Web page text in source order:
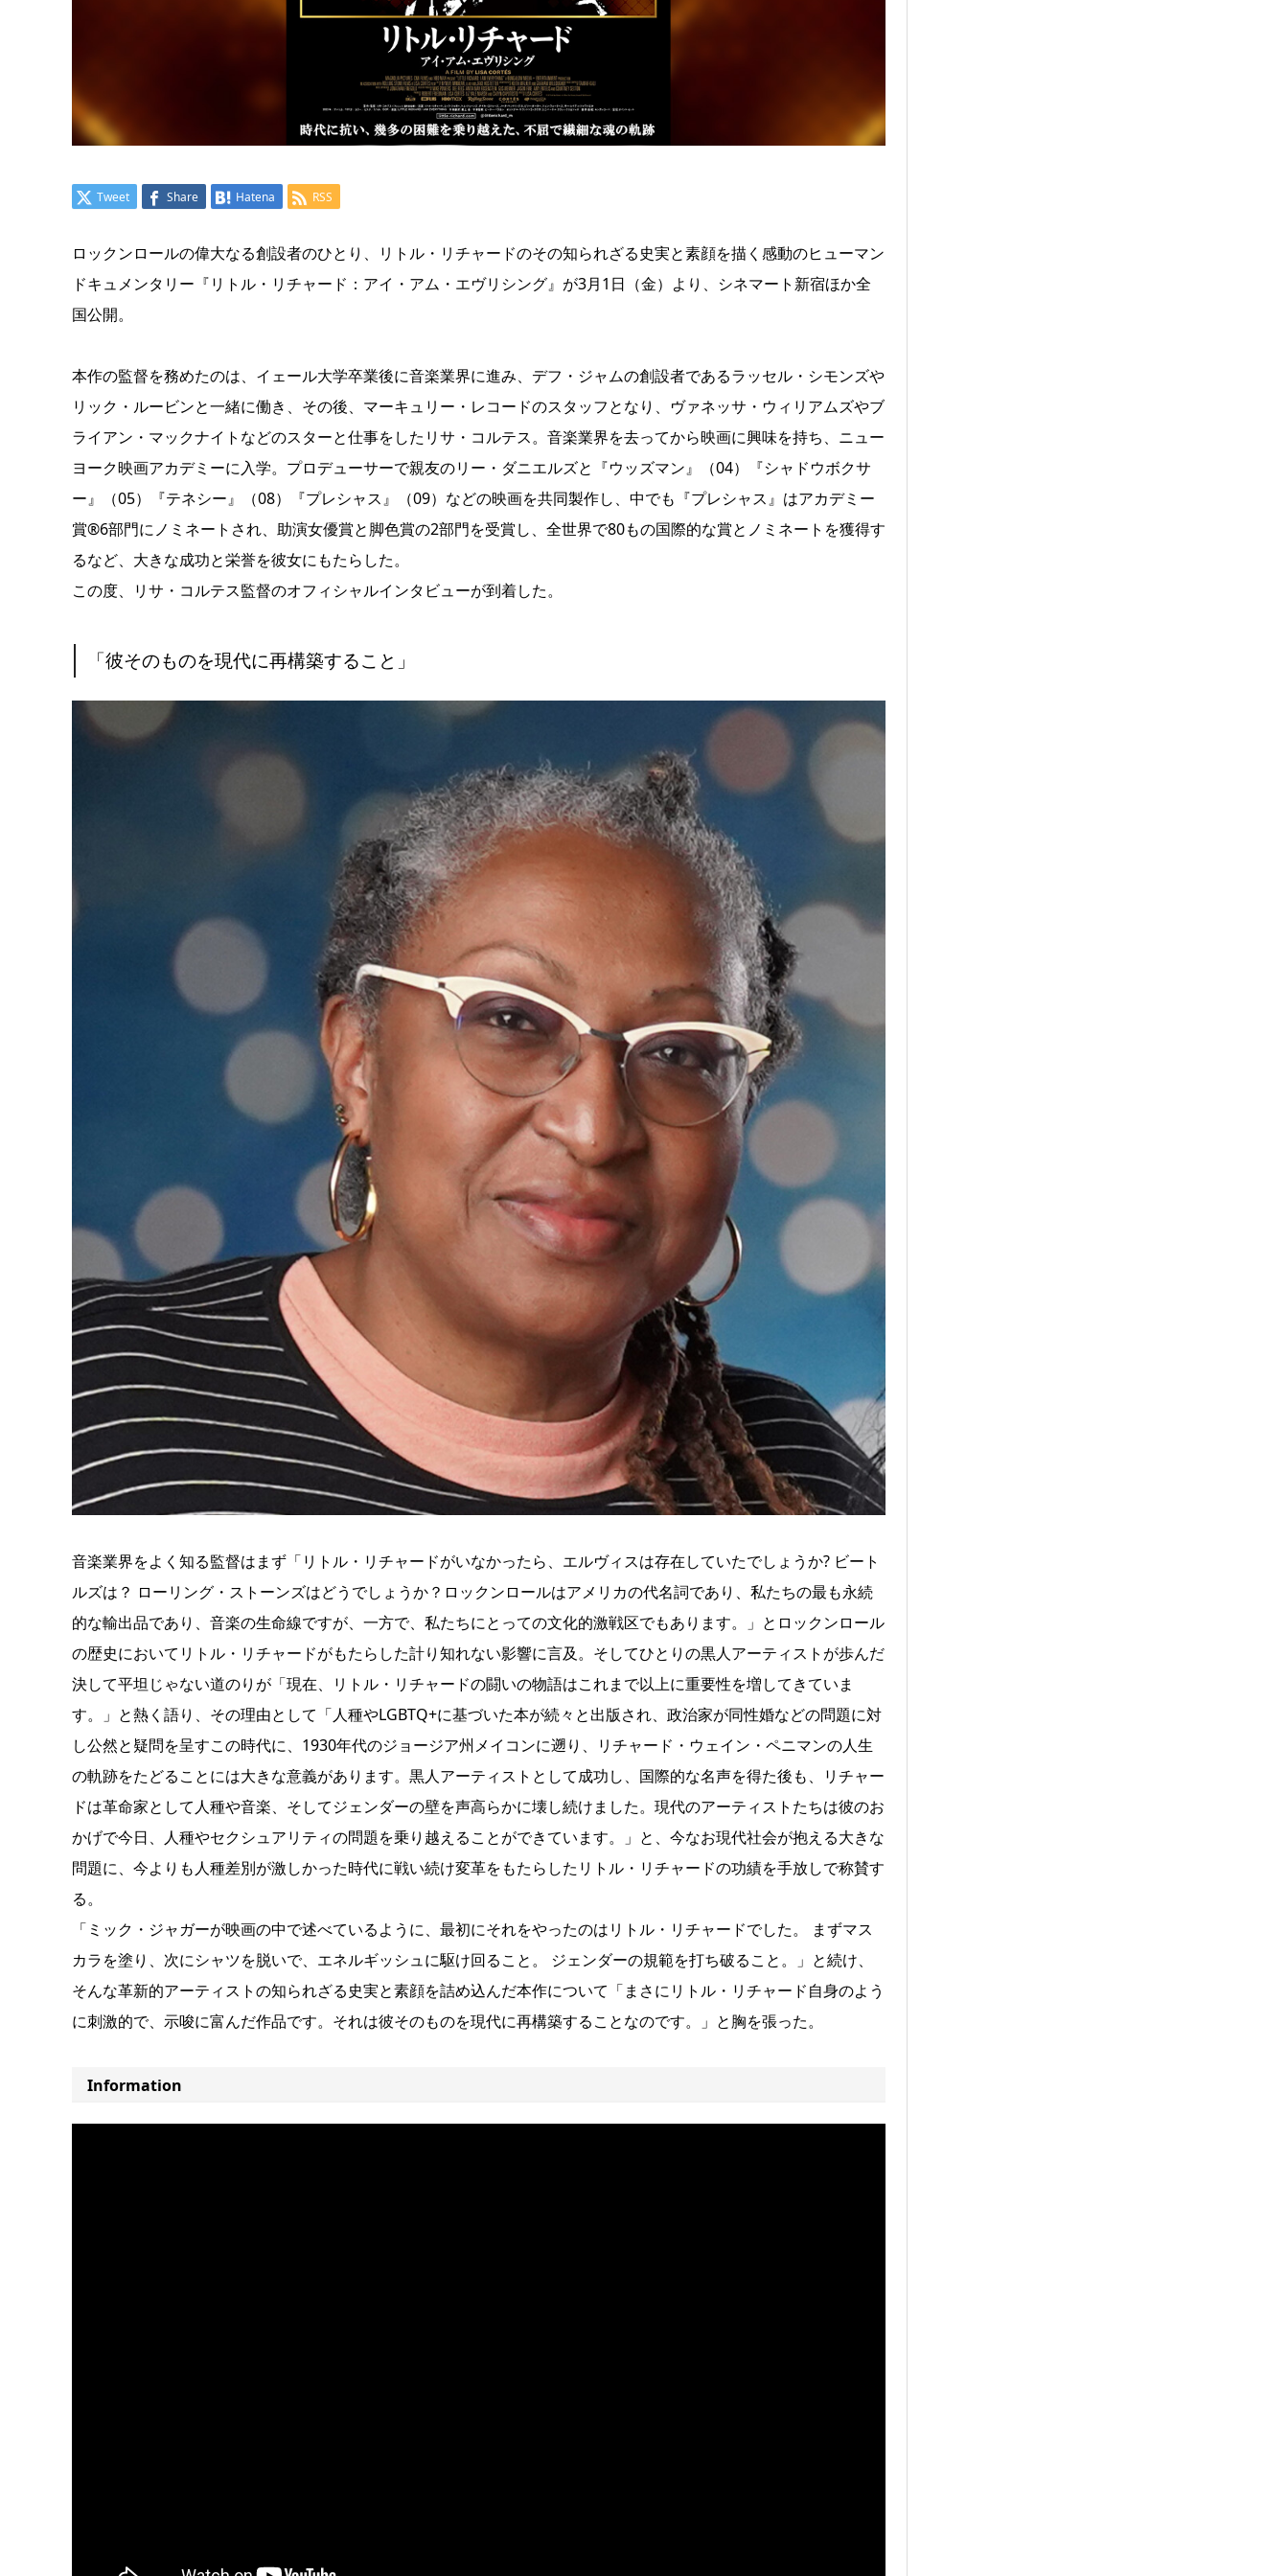
Tweet Share Hatena RSS
ロックンロールの偉大なる創設者のひとり、リトル・リチャードのその知られざる史実と素顔を描く感動のヒューマン
ドキュメンタリー『リトル・リチャード：アイ・アム・エヴリシング』が3月1日（金）より、シネマート新宿ほか全
国公開。
本作の監督を務めたのは、イェール大学卒業後に音楽業界に進み、デフ・ジャムの創設者であるラッセル・シモンズや
リック・ルービンと一緒に働き、その後、マーキュリー・レコードのスタッフとなり、ヴァネッサ・ウィリアムズやブ
ライアン・マックナイトなどのスターと仕事をしたリサ・コルテス。音楽業界を去ってから映画に興味を持ち、ニュー
ヨーク映画アカデミーに入学。プロデューサーで親友のリー・ダニエルズと『ウッズマン』（04）『シャドウボクサ
ー』（05）『テネシー』（08）『プレシャス』（09）などの映画を共同製作し、中でも『プレシャス』はアカデミー
賞®6部門にノミネートされ、助演女優賞と脚色賞の2部門を受賞し、全世界で80もの国際的な賞とノミネートを獲得す
るなど、大きな成功と栄誉を彼女にもたらした。
この度、リサ・コルテス監督のオフィシャルインタビューが到着した。
「彼そのものを現代に再構築すること」
音楽業界をよく知る監督はまず「リトル・リチャードがいなかったら、エルヴィスは存在していたでしょうか? ビート
ルズは？ ローリング・ストーンズはどうでしょうか？ロックンロールはアメリカの代名詞であり、私たちの最も永続
的な輸出品であり、音楽の生命線ですが、一方で、私たちにとっての文化的激戦区でもあります。」とロックンロール
の歴史においてリトル・リチャードがもたらした計り知れない影響に言及。そしてひとりの黒人アーティストが歩んだ
決して平坦じゃない道のりが「現在、リトル・リチャードの闘いの物語はこれまで以上に重要性を増してきていま
す。」と熱く語り、その理由として「人種やLGBTQ+に基づいた本が続々と出版され、政治家が同性婚などの問題に対
し公然と疑問を呈すこの時代に、1930年代のジョージア州メイコンに遡り、リチャード・ウェイン・ペニマンの人生
の軌跡をたどることには大きな意義があります。黒人アーティストとして成功し、国際的な名声を得た後も、リチャー
ドは革命家として人種や音楽、そしてジェンダーの壁を声高らかに壊し続けました。現代のアーティストたちは彼のお
かげで今日、人種やセクシュアリティの問題を乗り越えることができています。」と、今なお現代社会が抱える大きな
問題に、今よりも人種差別が激しかった時代に戦い続け変革をもたらしたリトル・リチャードの功績を手放しで称賛す
る。
「ミック・ジャガーが映画の中で述べているように、最初にそれをやったのはリトル・リチャードでした。 まずマス
カラを塗り、次にシャツを脱いで、エネルギッシュに駆け回ること。 ジェンダーの規範を打ち破ること。」と続け、
そんな革新的アーティストの知られざる史実と素顔を詰め込んだ本作について「まさにリトル・リチャード自身のよう
に刺激的で、示唆に富んだ作品です。それは彼そのものを現代に再構築することなのです。」と胸を張った。
Information